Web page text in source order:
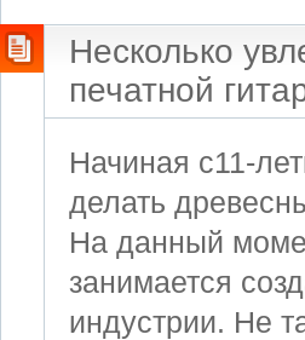
Несколько
печатной
Начиная с11-
делать
На данный
занимается
индустрии. Не